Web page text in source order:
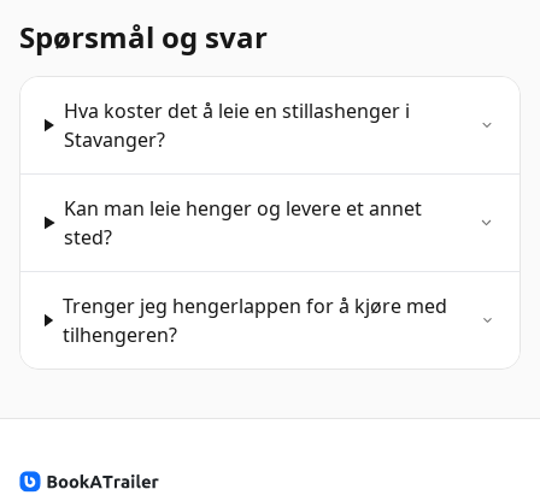
Spørsmål og svar
Hva koster det å leie en stillashenger i
Stavanger?
Kan man leie henger og levere et annet
sted?
Trenger jeg hengerlappen for å kjøre med
tilhengeren?